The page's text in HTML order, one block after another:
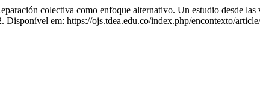
colectiva como enfoque alternativo. Un estudio desde las
em: https://ojs.tdea.edu.co/index.php/encontexto/